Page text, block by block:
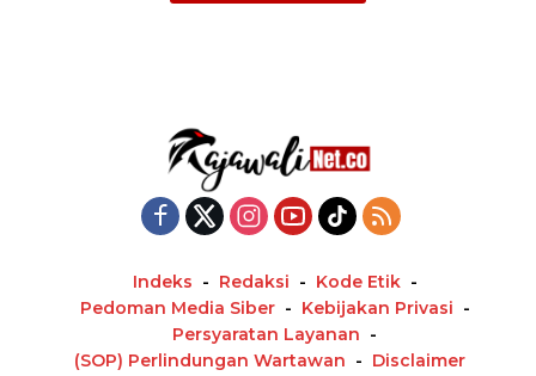
Indeks Redaksi
Kode Etik
Pedoman Media Siber
Kebijakan Privasi
Persyaratan Layanan
(SOP) Perlindungan Wartawan
Disclaimer